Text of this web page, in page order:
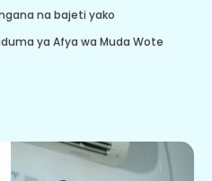
na bajeti yako
ya Afya wa Muda Wote